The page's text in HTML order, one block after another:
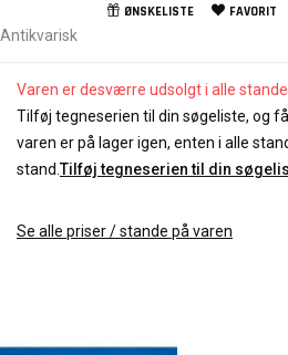
ØNSKELISTE FAVORIT
Antikvarisk
Varen er desværre udsolgt i alle
Tilføj tegneserien til din søgeliste, og
varen er på lager igen, enten i alle
stand.Tilføj tegneserien til din
Se alle priser / stande på varen